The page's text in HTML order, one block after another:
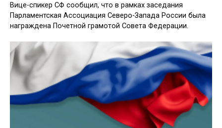
Вице-спикер СФ сообщил, что в рамках заседания
Парламентская Ассоциация Северо-Запада России была
награждена Почетной грамотой Совета Федерации.